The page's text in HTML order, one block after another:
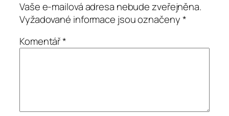
Vaše e-mailová adresa nebude zveřejněna.
Vyžadované informace jsou označeny*
Komentář*